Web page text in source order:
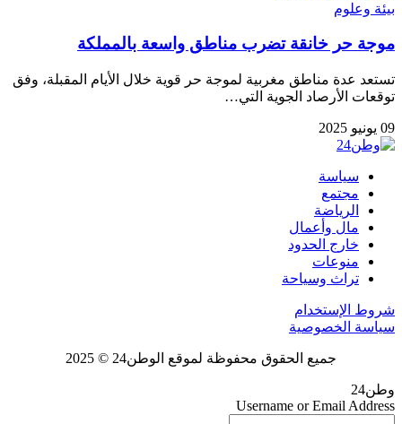
بيئة وعلوم
موجة حر خانقة تضرب مناطق واسعة بالمملكة
تستعد عدة مناطق مغربية لموجة حر قوية خلال الأيام المقبلة، وفق
توقعات الأرصاد الجوية التي…
09 يونيو 2025
سياسة
مجتمع
الرياضة
مال وأعمال
خارج الحدود
منوعات
تراث وسياحة
شروط الإستخدام
سياسة الخصوصية
جميع الحقوق محفوظة لموقع الوطن24 © 2025
وطن24
Username or Email Address